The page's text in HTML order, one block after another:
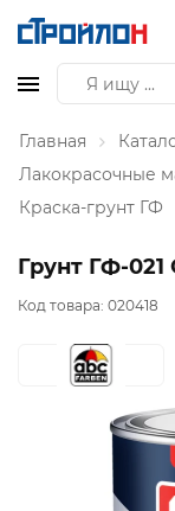
Главная
Лакокрасочные
Краска-грунт ГФ
Грунт ГФ-021
Код товара: 020418